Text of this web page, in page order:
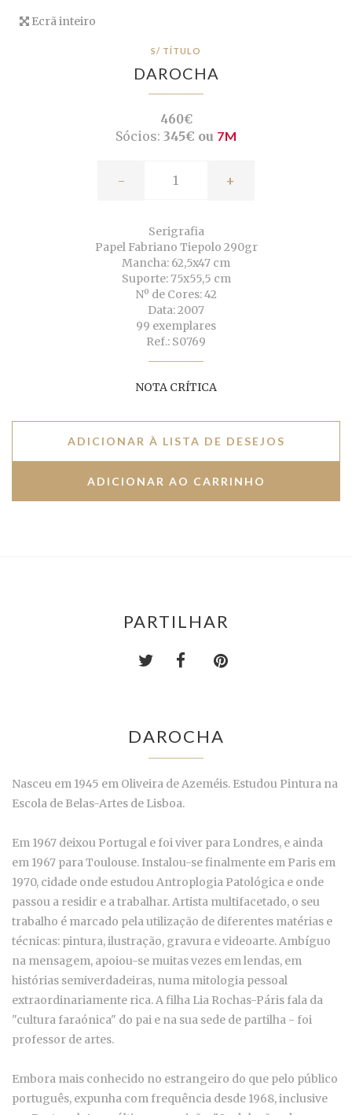
Ecrã inteiro
S/ TÍTULO
DAROCHA
460€
Sócios: 345€ ou 7M
- +
Serigrafia
Papel Fabriano Tiepolo 290gr
Mancha: 62,5x47 cm
Suporte: 75x55,5 cm
Nº de Cores: 42
Data: 2007
99 exemplares
Ref.: S0769
NOTA CRÍTICA
ADICIONAR À LISTA DE DESEJOS
PARTILHAR
DAROCHA
Nasceu em 1945 em Oliveira de Azeméis. Estudou Pintura na
Escola de Belas-Artes de Lisboa.
Em 1967 deixou Portugal e foi viver para Londres, e ainda
em 1967 para Toulouse. Instalou-se finalmente em Paris em
1970, cidade onde estudou Antroplogia Patológica e onde
passou a residir e a trabalhar. Artista multifacetado, o seu
trabalho é marcado pela utilização de diferentes matérias e
técnicas: pintura, ilustração, gravura e videoarte. Ambíguo
na mensagem, apoiou-se muitas vezes em lendas, em
histórias semiverdadeiras, numa mitologia pessoal
extraordinariamente rica. A filha Lia Rochas-Páris fala da
"cultura faraónica" do pai e na sua sede de partilha - foi
professor de artes.
Embora mais conhecido no estrangeiro do que pelo público
português, expunha com frequência desde 1968, inclusive